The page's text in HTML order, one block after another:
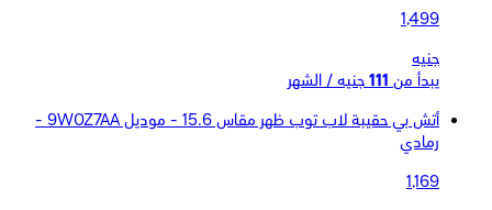
1,499
جنيه
يبدأ من 111 جنيه / الشهر
أتش بي حقيبة لاب توب ظهر مقاس 15.6 - موديل 9W0Z7AA -
رمادي
1,169